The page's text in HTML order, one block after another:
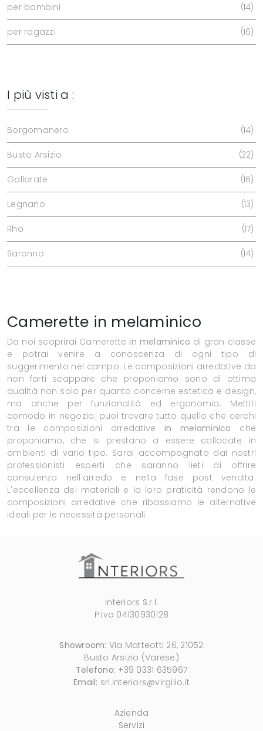
per bambini 14
per ragazzi 16
I più visti a :
Borgomanero 14
Busto Arsizio 22
Gallarate 16
Legnano 13
Rho 17
Saronno 14
Camerette in melaminico
Da noi scoprirai Camerettein melaminico di gran classe
e potrai venire a conoscenza di ogni tipo di
suggerimento nel campo. Le composizioni arredative da
non farti scappare che proponiamo sono di ottima
qualità non solo per quanto concerne estetica e design,
ma anche per funzionalità ed ergonomia. Mettiti
comodo in negozio: puoi trovare tutto quello che cerchi
tra le composizioni arredativein melaminico che
proponiamo, che si prestano a essere collocate in
ambienti di vario tipo. Sarai accompagnato dai nostri
professionisti esperti che saranno lieti di offrire
consulenza nell'arredo e nella fase post vendita.
L'eccellenza dei materiali e la loro praticità rendono le
composizioni arredative che ribassiamo le alternative
ideali per le necessità personali.
Interiors S.r.l.
P.Iva 04130930128
Showroom: Via Matteotti 26, 21052
Busto Arsizio (Varese)
Telefono: +39 0331 635967
Email: srl.interiors@virgilio.it
Azienda
Servizi